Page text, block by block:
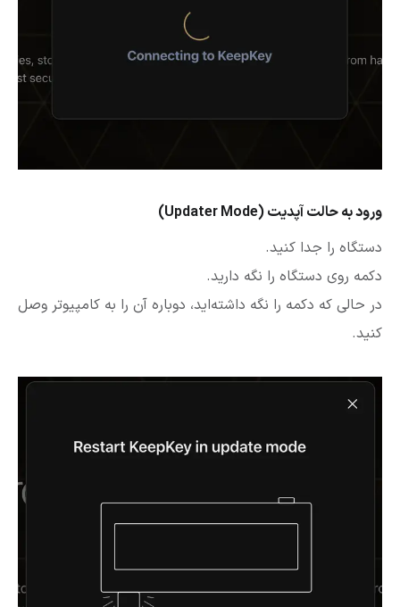
ورود به حالت آپدیت (Updater Mode)
دستگاه را جدا کنید.
دکمه روی دستگاه را نگه دارید.
در حالی که دکمه را نگه داشته‌اید، دوباره آن را به کامپیوتر وصل
کنید.